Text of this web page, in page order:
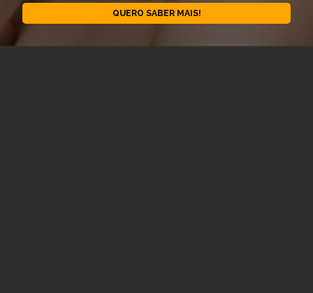
QUERO SABER MAIS!